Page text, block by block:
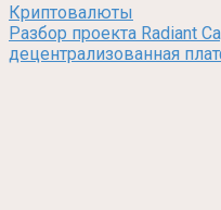
Криптовалюты
Разбор проекта Radiant
децентрализованная